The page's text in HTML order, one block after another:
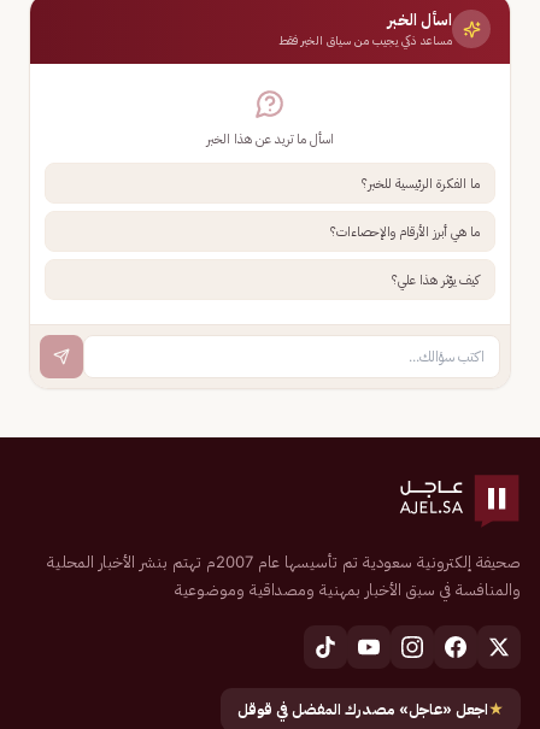
اسأل الخبر
مساعد ذكي يجيب من سياق الخبر فقط
اسأل ما تريد عن هذا الخبر
ما الفكرة الرئيسية للخبر؟
ما هي أبرز الأرقام والإحصاءات؟
كيف يؤثر هذا علي؟
صحيفة إلكترونية سعودية تم تأسيسها عام 2007م تهتم بنشر الأخبار المحلية
والمنافسة في سبق الأخبار بمهنية ومصداقية وموضوعية
★اجعل «عاجل» مصدرك المفضل في قوقل